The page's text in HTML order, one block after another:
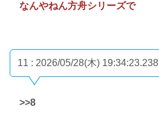
なんやねん方舟シリーズで
11 : 2026/05/28(木) 19:34:23.238
>>8